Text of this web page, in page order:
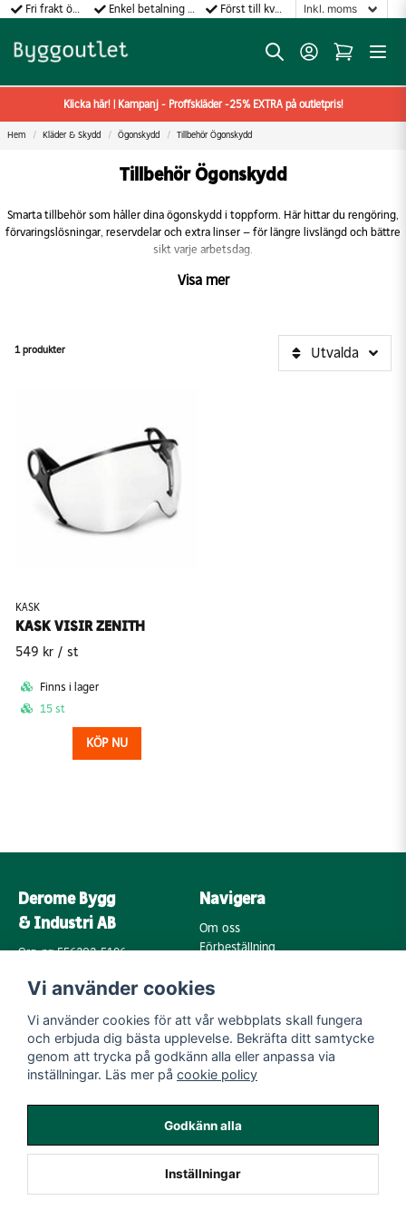
Fri frakt över 499:- Enkel betalning med Klarna Först till kvarn gäller!
Klicka här! | Kampanj - Proffskläder -25% EXTRA på outletpris!
Hem Kläder & Skydd Ögonskydd Tillbehör Ögonskydd
Tillbehör Ögonskydd
Smarta tillbehör som håller dina ögonskydd i toppform. Här hittar du rengöring,
förvaringslösningar, reservdelar och extra linser – för längre livslängd och bättre
sikt varje arbetsdag.
Visa mer
1 produkter Utvalda
KASK
KASK VISIR ZENITH
549 kr / st
Finns i lager
15 st
KÖP NU
Derome Bygg
& Industri AB
Org. nr: 556202-5196
43248 Varberg
Kontakta oss
Mail:
byggoutlet@support.derome.se
Navigera
Om oss
Förbeställning
Köpvillkor
Integritetspolicy
Cookies
Instagram
Vi använder cookies
Vi använder cookies för att vår webbplats skall fungera
och erbjuda dig bästa upplevelse. Bekräfta ditt samtycke
genom att trycka på godkänn alla eller anpassa via
inställningar. Läs mer på cookie policy
Godkänn alla
Inställningar